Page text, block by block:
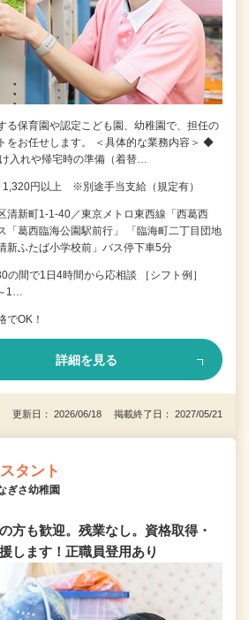
る保育園や認定こども園、幼稚園で、担任の
をお任せします。 ＜具体的な業務内容＞ ◆
入れや帰宅時の準備（着替…
1,320円以上 ※別途手当支給（規定有）
清新町1-1-40／東京メトロ東西線「西葛西
「葛西臨海公園駅前行」 「臨海町二丁目団地
新ふたば小学校前」バス停下車5分
の間で1日4時間から応相談 ［シフト例］
1…
でOK！
詳細を見る
更新日： 2026/06/18 掲載終了日： 2027/05/21
タント
ぎさ幼稚園
方も歓迎。残業なし。資格取得・
します！正職員登用あり